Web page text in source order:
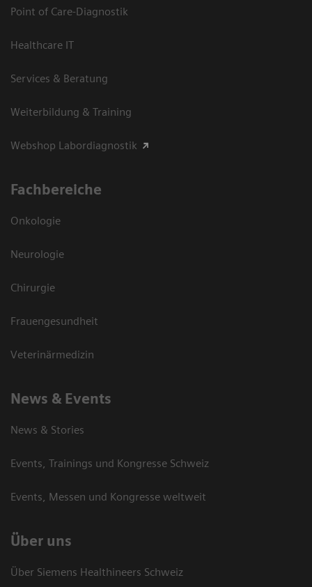
Point of Care-Diagnostik
Healthcare IT
Services & Beratung
Weiterbildung & Training
Webshop Labordiagnostik
Fachbereiche
Onkologie
Neurologie
Chirurgie
Frauengesundheit
Veterinärmedizin
News & Events
News & Stories
Events, Trainings und Kongresse Schweiz
Events, Messen und Kongresse weltweit
Über uns
Über Siemens Healthineers Schweiz